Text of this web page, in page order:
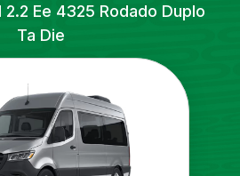
2.2 Ee 4325 Rodado Duplo
Ta Die